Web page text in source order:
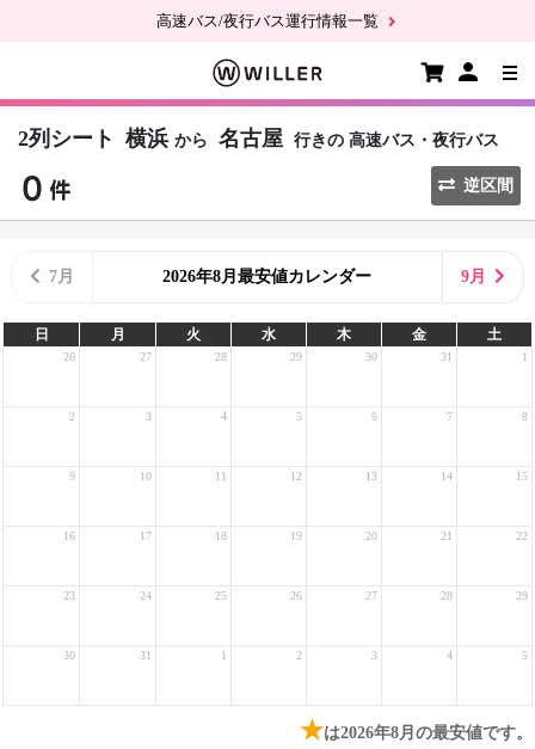
高速バス/夜行バス運行情報一覧
2列シート 横浜 から 名古屋 行きの 高速バス・夜行バス
逆区間
7月 2026年8月最安値カレンダー 9月
日 月 火 水 木 金 土
26 27 28 29 30 31 1
2 3 4 5 6 7 8
9 10 11 12 13 14 15
16 17 18 19 20 21 22
23 24 25 26 27 28 29
30 31 1 2 3 4 5
★は2026年8月の最安値です。